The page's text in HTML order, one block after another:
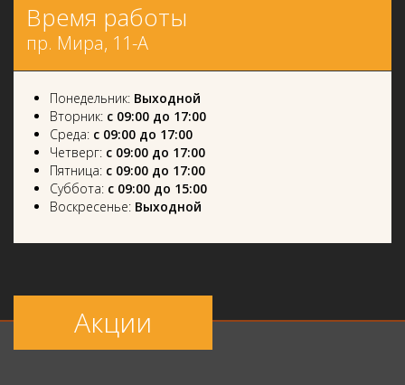
Время работы
пр. Мира, 11-А
Понедельник: Выходной
Вторник: с 09:00 до 17:00
Среда: с 09:00 до 17:00
Четверг: с 09:00 до 17:00
Пятница: с 09:00 до 17:00
Суббота: с 09:00 до 15:00
Воскресенье: Выходной
Акции